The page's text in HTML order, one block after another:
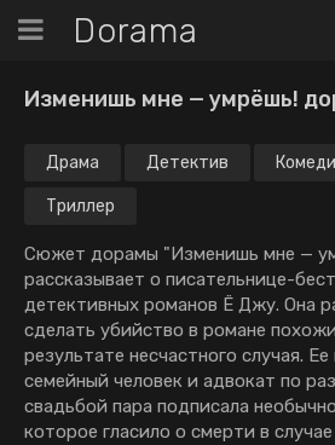
Dorama
Изменишь мне — умрёшь!
Драма Детектив
Триллер
Сюжет дорамы "Изменишь мне —
рассказывает о писательнице-
детективных романов Ё Джу. Она
сделать убийство в романе
результате несчастного случая.
семейный человек и адвокат по
свадьбой пара подписала
которое гласило о смерти в